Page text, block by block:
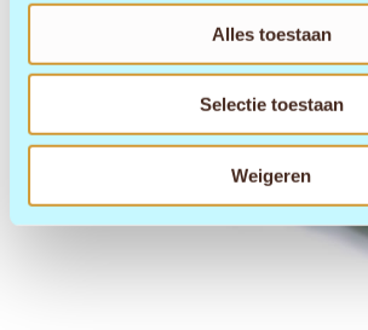
Alles toestaan
Selectie toestaan
Weigeren